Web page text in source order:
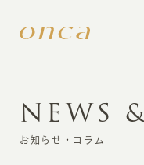
INFORMATION
NEWS
お知らせ・コラム